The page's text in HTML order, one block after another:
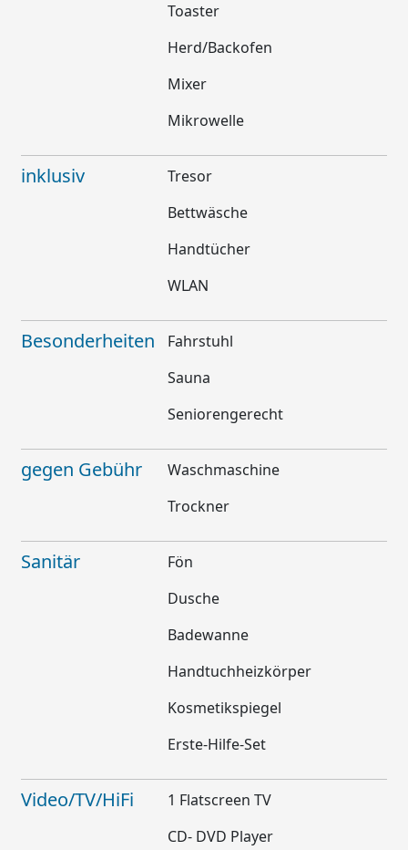
Toaster
Herd/Backofen
Mixer
Mikrowelle
inklusiv
Tresor
Bettwäsche
Handtücher
WLAN
Besonderheiten
Fahrstuhl
Sauna
Seniorengerecht
gegen Gebühr
Waschmaschine
Trockner
Sanitär
Fön
Dusche
Badewanne
Handtuchheizkörper
Kosmetikspiegel
Erste-Hilfe-Set
Video/TV/HiFi
1 Flatscreen TV
CD- DVD Player